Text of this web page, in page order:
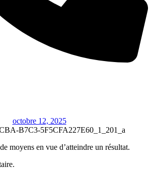
octobre 12, 2025
moyens en vue d’atteindre un résultat.